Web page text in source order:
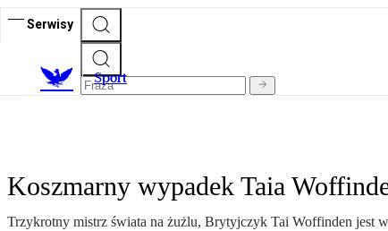
Serwisy
Sport
Koszmarny wypadek Taia
Trzykrotny mistrz świata na żużlu, Brytyjczyk Tai Woffinden jest